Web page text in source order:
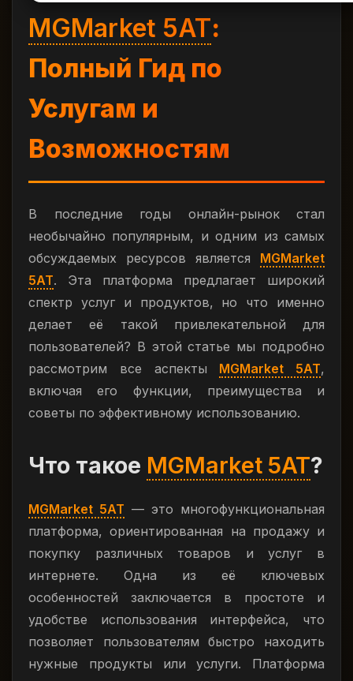
MGMarket 5AT:
Полный Гид по
Услугам и
Возможностям
В последние годы онлайн-рынок стал
необычайно популярным, и одним из самых
обсуждаемых ресурсов является MGMarket
5AT. Эта платформа предлагает широкий
спектр услуг и продуктов, но что именно
делает её такой привлекательной для
пользователей? В этой статье мы подробно
рассмотрим все аспекты MGMarket 5AT,
включая его функции, преимущества и
советы по эффективному использованию.
Что такое MGMarket 5AT?
MGMarket 5AT — это многофункциональная
платформа, ориентированная на продажу и
покупку различных товаров и услуг в
интернете. Одна из её ключевых
особенностей заключается в простоте и
удобстве использования интерфейса, что
позволяет пользователям быстро находить
нужные продукты или услуги. Платформа